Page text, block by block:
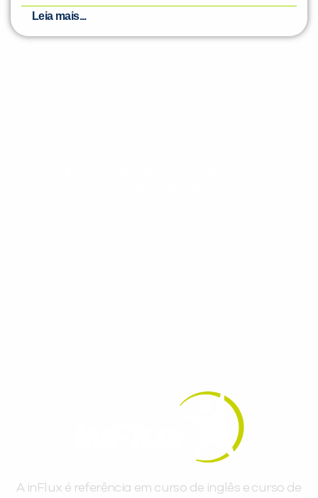
Leia mais...
A inFlux é referência em curso de inglês e curso de